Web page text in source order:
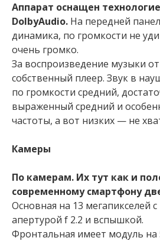
Аппарат оснащен
DolbyAudio. На передней
динамика, по громкости не
очень громко.
За воспроизведение музыки
собственный плеер. Звук в
по громкости средний,
выраженный средний и
частоты, а вот низких — не
Камеры
По камерам. Их тут как и
современному смартфону
Основная на 13 мегапикселей
апертурой f 2.2 и вспышкой.
Фронтальная имеет модуль на